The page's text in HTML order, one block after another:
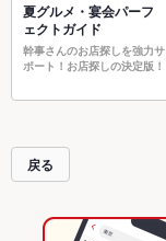
夏グルメ・宴会パーフ
ェクトガイド
幹事さんのお店探しを強力サ
ポート！お店探しの決定版！
戻る